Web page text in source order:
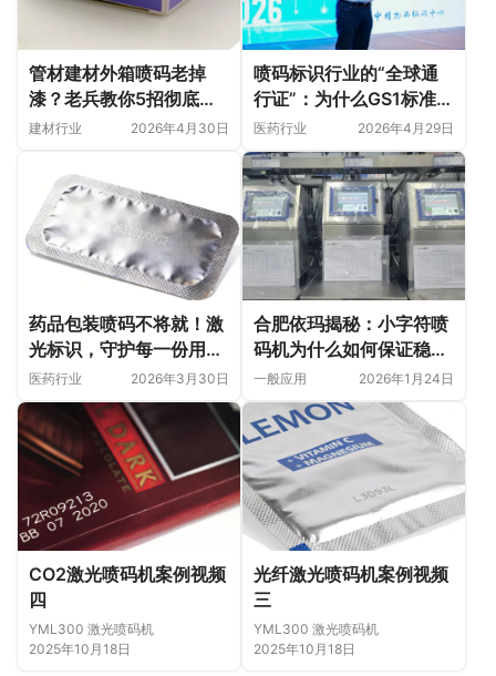
管材建材外箱喷码老掉
漆？老兵教你5招彻底解
决附着力难题！
建材行业 2026年4月30日
喷码标识行业的“全球通
行证”：为什么GS1标准是
企业出海的关键？
医药行业 2026年4月29日
药品包装喷码不将就！激
光标识，守护每一份用药
安全
医药行业 2026年3月30日
合肥依玛揭秘：小字符喷
码机为什么如何保证稳定
生产？
一般应用 2026年1月24日
CO2激光喷码机案例视频
四
YML300 激光喷码机
2025年10月18日
光纤激光喷码机案例视频
三
YML300 激光喷码机
2025年10月18日